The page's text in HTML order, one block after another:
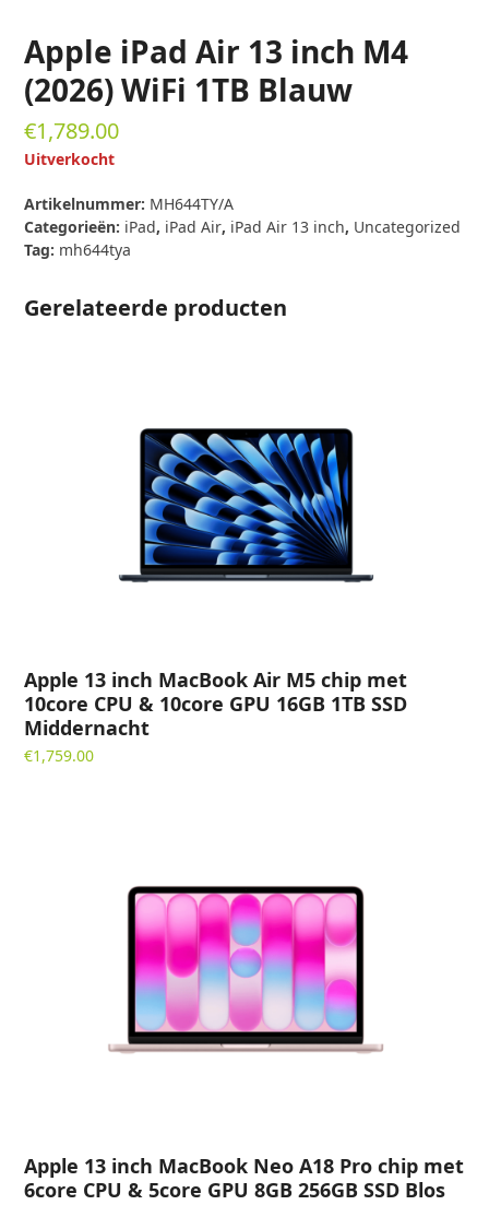
Apple iPad Air 13 inch M4
(2026) WiFi 1TB Blauw
€1,789.00
Uitverkocht
Artikelnummer: MH644TY/A
Categorieën: iPad, iPad Air, iPad Air 13 inch, Uncategorized
Tag: mh644tya
Gerelateerde producten
Apple 13 inch MacBook Air M5 chip met
10core CPU & 10core GPU 16GB 1TB SSD
Middernacht
€1,759.00
Apple 13 inch MacBook Neo A18 Pro chip met
6core CPU & 5core GPU 8GB 256GB SSD Blos